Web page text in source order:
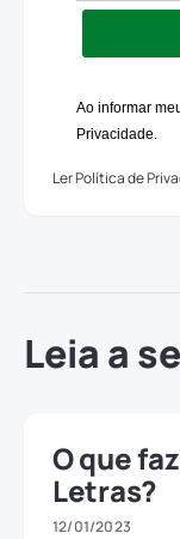
Ao informar
Privacidade.
Ler Política de
Leia a
O que
Letras?
12/01/2023